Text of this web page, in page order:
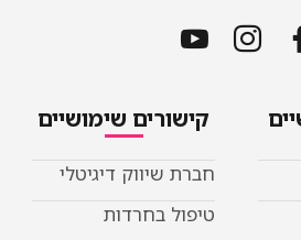
קישורים שימושיים
חברת שיווק דיגיטלי
טיפול בחרדות